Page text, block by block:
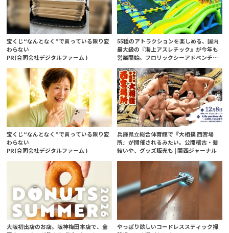
宝くじ“なんとなく”で買っている限り変
わらない
PR(合同会社デジタルファーム )
55種のアトラクションを楽しめる、国内
最大級の『海上アスレチック』が今年も
営業開始。フロリックシーアドベンチャ
宝くじ“なんとなく”で買っている限り変
わらない
PR(合同会社デジタルファーム )
兵庫県立総合体育館で『大相撲 西宮場
所』が開催されるみたい。公開稽古・髪
結いや、グッズ販売も | 関西ジャーナル
大阪初出店のお店。阪神梅田本店で、全
やっぱり欲しいコードレススティック掃